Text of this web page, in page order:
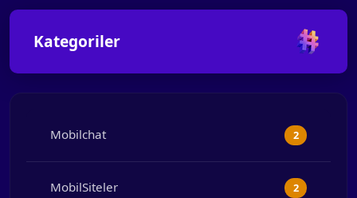
Kategoriler
Mobilchat 2
MobilSiteler 2